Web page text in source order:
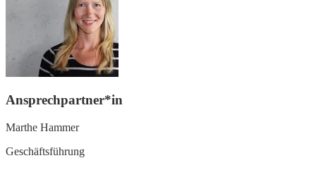
Ansprechpartner*in
Marthe Hammer
Geschäftsführung